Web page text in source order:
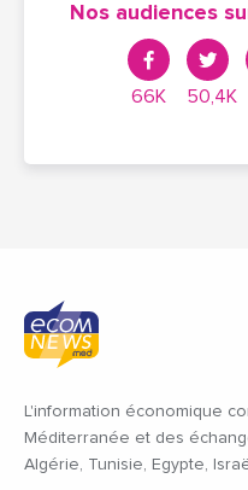
Nos audiences
66K 50,4K
L'information économique
Méditerranée et des
Algérie, Tunisie, Egypte,